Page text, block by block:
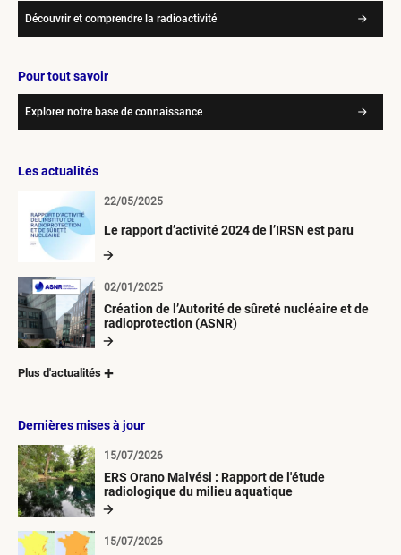
Découvrir et comprendre la radioactivité
Pour tout savoir
Explorer notre base de connaissance
Les actualités
Le rapport d’activité 2024 de l’IRSN est paru
22/05/2025
Création de l’Autorité de sûreté nucléaire et de
radioprotection (ASNR)
02/01/2025
Plus d'actualités
Dernières mises à jour
ERS Orano Malvési : Rapport de l'étude
radiologique du milieu aquatique
15/07/2026
15/07/2026